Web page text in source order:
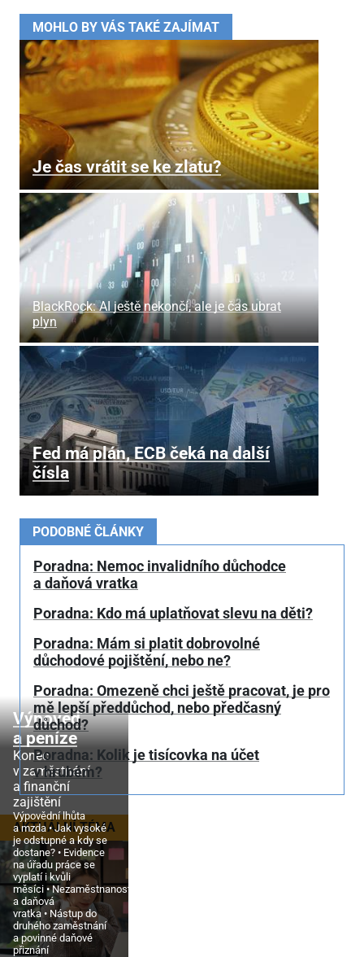
MOHLO BY VÁS TAKÉ ZAJÍMAT
Je čas vrátit se ke zlatu?
BlackRock: AI ještě nekončí, ale je čas ubrat
plyn
Fed má plán, ECB čeká na další
čísla
AKTUÁLNÍ TÉMA
Výpověď
a peníze
Konec
v zaměstnání
a finanční
zajištění
Výpovědní lhůta
a mzda
Jak vysoké
je odstupné a kdy se
dostane?
Evidence
na úřadu práce se
vyplatí i kvůli
měsíci
Nezaměstnanost
a daňová
vratka
Nástup do
druhého zaměstnání
a povinné daňové
přiznání
PODOBNÉ ČLÁNKY
Poradna: Nemoc invalidního důchodce
a daňová vratka
Poradna: Kdo má uplatňovat slevu na děti?
Poradna: Mám si platit dobrovolné
důchodové pojištění, nebo ne?
Poradna: Omezeně chci ještě pracovat, je pro
mě lepší předdůchod, nebo předčasný
důchod?
Poradna: Kolik je tisícovka na účet
v hrubém?